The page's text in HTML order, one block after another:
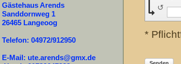
Gästehaus Arends
Sanddornweg 1
26465 Langeoog
Telefon: 04972/912950
E-Mail: ute.arends@gmx.de
↺
*